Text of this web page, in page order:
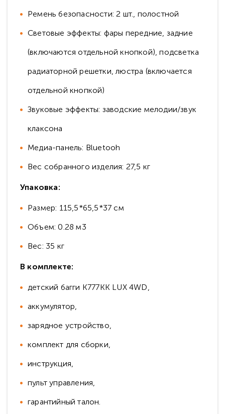
Ремень безопасности: 2 шт., полостной
Световые эффекты: фары передние, задние
(включаются отдельной кнопкой), подсветка
радиаторной решетки, люстра (включается
отдельной кнопкой)
Звуковые эффекты: заводские мелодии/звук
клаксона
Медиа-панель: Bluetooh
Вес собранного изделия: 27,5 кг
Упаковка:
Размер: 115,5*65,5*37 см
Объем: 0.28 м3
Вес: 35 кг
В комплекте:
детский багги K777KK LUX 4WD,
аккумулятор,
зарядное устройство,
комплект для сборки,
инструкция,
пульт управления,
гарантийный талон.